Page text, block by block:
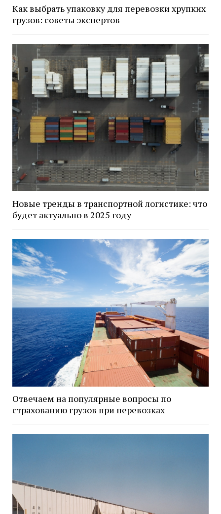
Как выбрать упаковку для перевозки хрупких
грузов: советы экспертов
Новые тренды в транспортной логистике: что
будет актуально в 2025 году
Отвечаем на популярные вопросы по
страхованию грузов при перевозках